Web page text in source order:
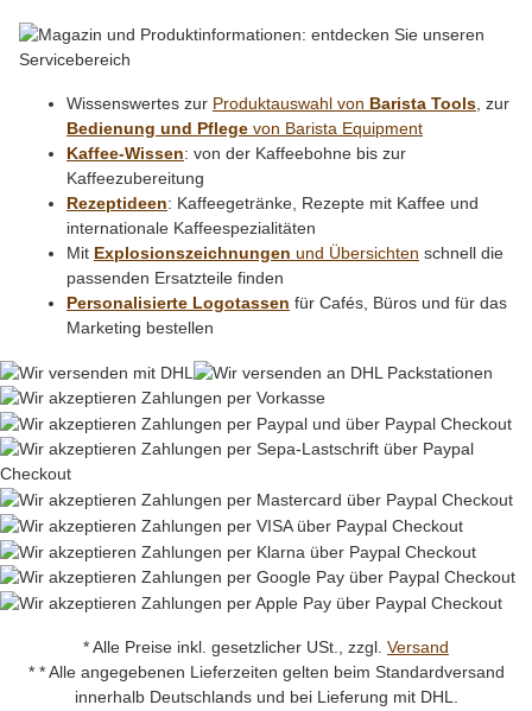
Wissenswertes zur Produktauswahl von Barista Tools , zur
Bedienung und Pflege von Barista Equipment
Kaffee-Wissen: von der Kaffeebohne bis zur
Kaffeezubereitung
Rezeptideen: Kaffeegetränke, Rezepte mit Kaffee und
internationale Kaffeespezialitäten
Mit Explosionszeichnungen und Übersichten schnell die
passenden Ersatzteile finden
Personalisierte Logotassen für Cafés, Büros und für das
Marketing bestellen
* Alle Preise inkl. gesetzlicher USt., zzgl. Versand
* * Alle angegebenen Lieferzeiten gelten beim Standardversand
innerhalb Deutschlands und bei Lieferung mit DHL.